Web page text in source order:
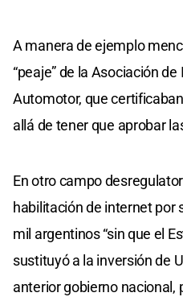
A manera de ejemplo
“peaje” de la Asociación
Automotor, que
allá de tener que aprobar
En otro campo
habilitación de internet por
mil argentinos “sin que el
sustituyó a la inversión de
anterior gobierno nacional,